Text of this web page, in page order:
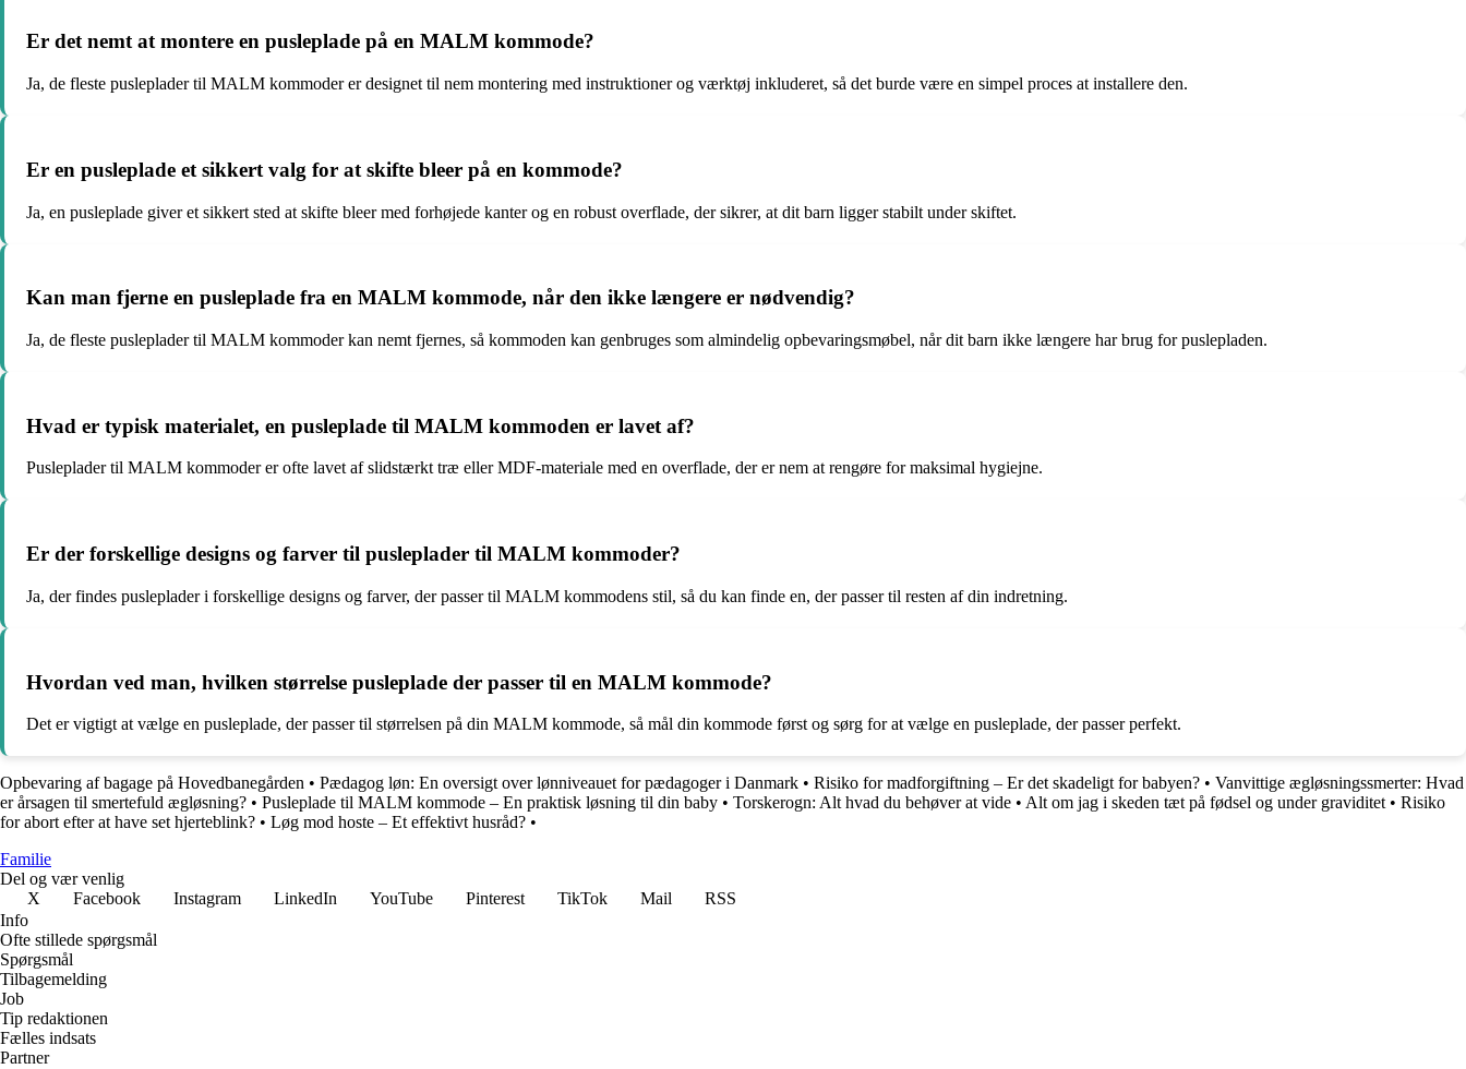
Er det nemt at montere en pusleplade på en MALM kommode?
Ja, de fleste pusleplader til MALM kommoder er designet til nem montering med instruktioner og værktøj inkluderet, så det burde være en simpel proces at installere den.
Er en pusleplade et sikkert valg for at skifte bleer på en kommode?
Ja, en pusleplade giver et sikkert sted at skifte bleer med forhøjede kanter og en robust overflade, der sikrer, at dit barn ligger stabilt under skiftet.
Kan man fjerne en pusleplade fra en MALM kommode, når den ikke længere er nødvendig?
Ja, de fleste pusleplader til MALM kommoder kan nemt fjernes, så kommoden kan genbruges som almindelig opbevaringsmøbel, når dit barn ikke længere har brug for puslepladen.
Hvad er typisk materialet, en pusleplade til MALM kommoden er lavet af?
Pusleplader til MALM kommoder er ofte lavet af slidstærkt træ eller MDF-materiale med en overflade, der er nem at rengøre for maksimal hygiejne.
Er der forskellige designs og farver til pusleplader til MALM kommoder?
Ja, der findes pusleplader i forskellige designs og farver, der passer til MALM kommodens stil, så du kan finde en, der passer til resten af din indretning.
Hvordan ved man, hvilken størrelse pusleplade der passer til en MALM kommode?
Det er vigtigt at vælge en pusleplade, der passer til størrelsen på din MALM kommode, så mål din kommode først og sørg for at vælge en pusleplade, der passer perfekt.
Opbevaring af bagage på Hovedbanegården • Pædagog løn: En oversigt over lønniveauet for pædagoger i Danmark • Risiko for madforgiftning – Er det skadeligt for babyen? • Vanvittige ægløsningssmerter: Hvad
er årsagen til smertefuld ægløsning? • Pusleplade til MALM kommode – En praktisk løsning til din baby • Torskerogn: Alt hvad du behøver at vide • Alt om jag i skeden tæt på fødsel og under graviditet • Risiko
for abort efter at have set hjerteblink? • Løg mod hoste – Et effektivt husråd? •
Familie
Del og vær venlig
X
Facebook Instagram LinkedIn YouTube Pinterest TikTok Mail
RSS
Info
Ofte stillede spørgsmål
Spørgsmål
Tilbagemelding
Job
Tip redaktionen
Fælles indsats
Partner